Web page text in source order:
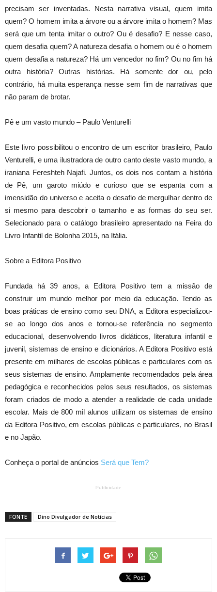
precisam ser inventadas. Nesta narrativa visual, quem imita
quem? O homem imita a árvore ou a árvore imita o homem? Mas
será que um tenta imitar o outro? Ou é desafio? E nesse caso,
quem desafia quem? A natureza desafia o homem ou é o homem
quem desafia a natureza? Há um vencedor no fim? Ou no fim há
outra história? Outras histórias. Há somente dor ou, pelo
contrário, há muita esperança nesse sem fim de narrativas que
não param de brotar.
Pê e um vasto mundo – Paulo Venturelli
Este livro possibilitou o encontro de um escritor brasileiro, Paulo
Venturelli, e uma ilustradora de outro canto deste vasto mundo, a
iraniana Fereshteh Najafi. Juntos, os dois nos contam a história
de Pê, um garoto miúdo e curioso que se espanta com a
imensidão do universo e aceita o desafio de mergulhar dentro de
si mesmo para descobrir o tamanho e as formas do seu ser.
Selecionado para o catálogo brasileiro apresentado na Feira do
Livro Infantil de Bolonha 2015, na Itália.
Sobre a Editora Positivo
Fundada há 39 anos, a Editora Positivo tem a missão de
construir um mundo melhor por meio da educação. Tendo as
boas práticas de ensino como seu DNA, a Editora especializou-
se ao longo dos anos e tornou-se referência no segmento
educacional, desenvolvendo livros didáticos, literatura infantil e
juvenil, sistemas de ensino e dicionários. A Editora Positivo está
presente em milhares de escolas públicas e particulares com os
seus sistemas de ensino. Amplamente recomendados pela área
pedagógica e reconhecidos pelos seus resultados, os sistemas
foram criados de modo a atender a realidade de cada unidade
escolar. Mais de 800 mil alunos utilizam os sistemas de ensino
da Editora Positivo, em escolas públicas e particulares, no Brasil
e no Japão.
Conheça o portal de anúncios Será que Tem?
Publicidade
FONTE Dino Divulgador de Notícias